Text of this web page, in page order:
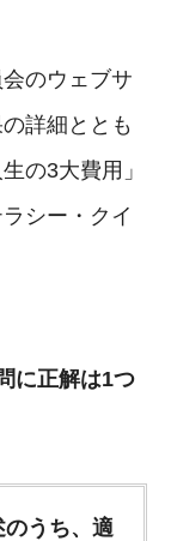
のウェブサ
詳細ととも
の3大費用」
シー・クイ
に正解は1つ
うち、適